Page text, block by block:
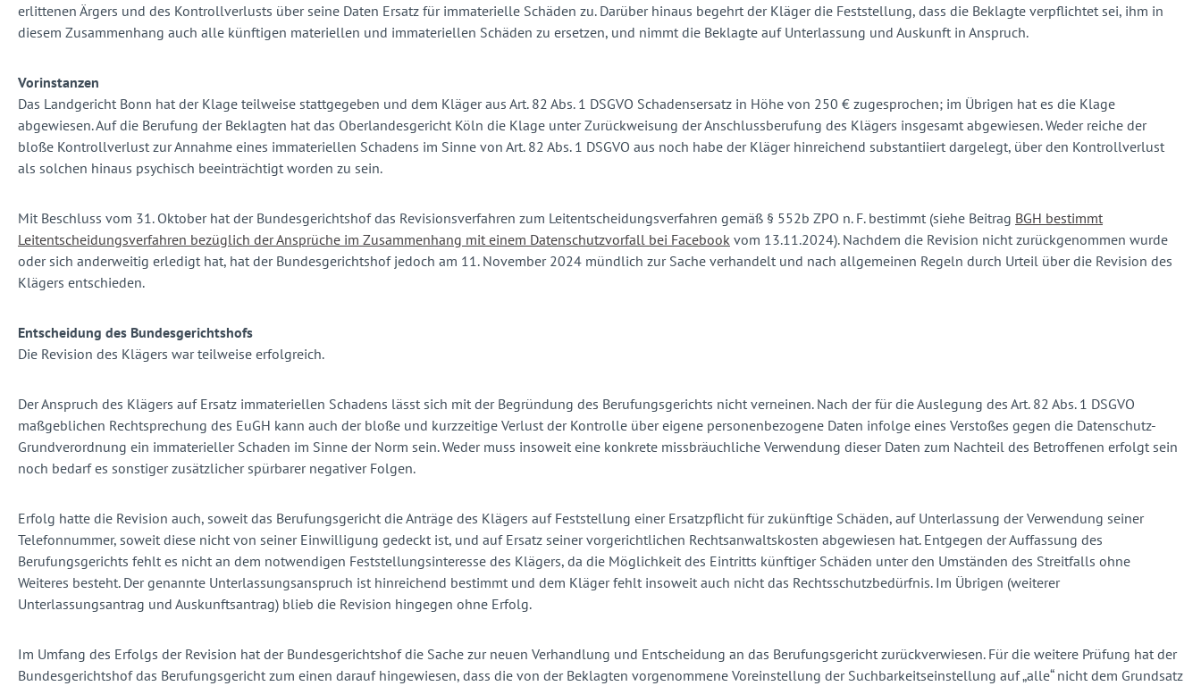
erlittenen Ärgers und des Kontrollverlusts über seine Daten Ersatz für immaterielle Schäden zu. Darüber hinaus begehrt der Kläger die Feststellung, dass die Beklagte verpflichtet sei, ihm in
diesem Zusammenhang auch alle künftigen materiellen und immateriellen Schäden zu ersetzen, und nimmt die Beklagte auf Unterlassung und Auskunft in Anspruch.
Vorinstanzen
Das Landgericht Bonn hat der Klage teilweise stattgegeben und dem Kläger aus Art. 82 Abs. 1 DSGVO Schadensersatz in Höhe von 250 € zugesprochen; im Übrigen hat es die Klage
abgewiesen. Auf die Berufung der Beklagten hat das Oberlandesgericht Köln die Klage unter Zurückweisung der Anschlussberufung des Klägers insgesamt abgewiesen. Weder reiche der
bloße Kontrollverlust zur Annahme eines immateriellen Schadens im Sinne von Art. 82 Abs. 1 DSGVO aus noch habe der Kläger hinreichend substantiiert dargelegt, über den Kontrollverlust
als solchen hinaus psychisch beeinträchtigt worden zu sein.
Mit Beschluss vom 31. Oktober hat der Bundesgerichtshof das Revisionsverfahren zum Leitentscheidungsverfahren gemäß § 552b ZPO n. F. bestimmt (siehe Beitrag BGH bestimmt
Leitentscheidungsverfahren bezüglich der Ansprüche im Zusammenhang mit einem Datenschutzvorfall bei Facebook vom 13.11.2024). Nachdem die Revision nicht zurückgenommen wurde
oder sich anderweitig erledigt hat, hat der Bundesgerichtshof jedoch am 11. November 2024 mündlich zur Sache verhandelt und nach allgemeinen Regeln durch Urteil über die Revision des
Klägers entschieden.
Entscheidung des Bundesgerichtshofs
Die Revision des Klägers war teilweise erfolgreich.
Der Anspruch des Klägers auf Ersatz immateriellen Schadens lässt sich mit der Begründung des Berufungsgerichts nicht verneinen. Nach der für die Auslegung des Art. 82 Abs. 1 DSGVO
maßgeblichen Rechtsprechung des EuGH kann auch der bloße und kurzzeitige Verlust der Kontrolle über eigene personenbezogene Daten infolge eines Verstoßes gegen die Datenschutz-
Grundverordnung ein immaterieller Schaden im Sinne der Norm sein. Weder muss insoweit eine konkrete missbräuchliche Verwendung dieser Daten zum Nachteil des Betroffenen erfolgt sein
noch bedarf es sonstiger zusätzlicher spürbarer negativer Folgen.
Erfolg hatte die Revision auch, soweit das Berufungsgericht die Anträge des Klägers auf Feststellung einer Ersatzpflicht für zukünftige Schäden, auf Unterlassung der Verwendung seiner
Telefonnummer, soweit diese nicht von seiner Einwilligung gedeckt ist, und auf Ersatz seiner vorgerichtlichen Rechtsanwaltskosten abgewiesen hat. Entgegen der Auffassung des
Berufungsgerichts fehlt es nicht an dem notwendigen Feststellungsinteresse des Klägers, da die Möglichkeit des Eintritts künftiger Schäden unter den Umständen des Streitfalls ohne
Weiteres besteht. Der genannte Unterlassungsanspruch ist hinreichend bestimmt und dem Kläger fehlt insoweit auch nicht das Rechtsschutzbedürfnis. Im Übrigen (weiterer
Unterlassungsantrag und Auskunftsantrag) blieb die Revision hingegen ohne Erfolg.
Im Umfang des Erfolgs der Revision hat der Bundesgerichtshof die Sache zur neuen Verhandlung und Entscheidung an das Berufungsgericht zurückverwiesen. Für die weitere Prüfung hat der
Bundesgerichtshof das Berufungsgericht zum einen darauf hingewiesen, dass die von der Beklagten vorgenommene Voreinstellung der Suchbarkeitseinstellung auf „alle“ nicht dem Grundsatz